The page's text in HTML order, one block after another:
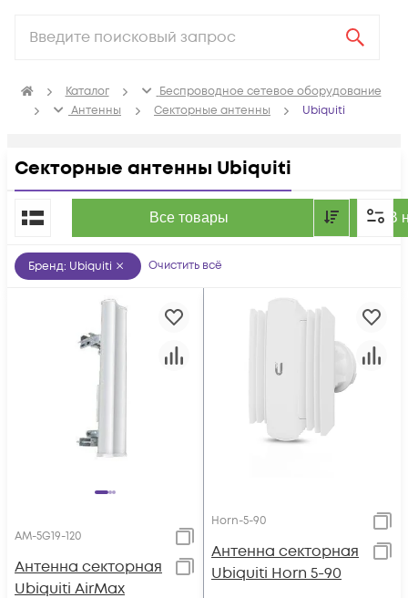
Каталог
Беспроводное сетевое оборудование
Антенны
Секторные антенны Ubiquiti
Секторные антенны Ubiquiti
Все товары В
По популярности
Бренд: Ubiquiti Очистить всё
AM-5G19-120
Антенна секторная
Ubiquiti AirMax
Horn-5-90
Антенна секторная
Ubiquiti Horn 5-90